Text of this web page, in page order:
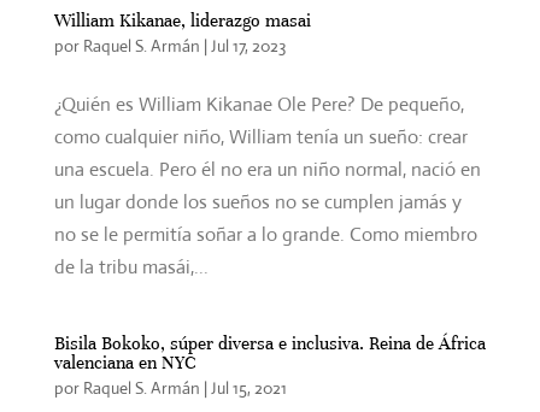
William Kikanae, liderazgo masai
por Raquel S. Armán |Jul 17, 2023
¿Quién es William Kikanae Ole Pere? De pequeño,
como cualquier niño, William tenía un sueño: crear
una escuela. Pero él no era un niño normal, nació en
un lugar donde los sueños no se cumplen jamás y
no se le permitía soñar a lo grande. Como miembro
de la tribu masái,...
Bisila Bokoko, súper diversa e inclusiva. Reina de África
valenciana en NYC
por Raquel S. Armán |Jul 15, 2021